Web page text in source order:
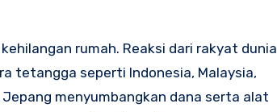
rumah. Reaksi dari rakyat dunia
tetangga seperti Indonesia, Malaysia,
menyumbangkan dana serta alat